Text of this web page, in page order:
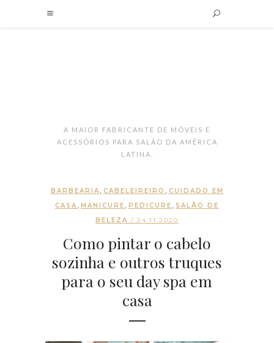
A MAIOR FABRICANTE DE MÓVEIS E
ACESSÓRIOS PARA SALÃO DA AMÉRICA
LATINA.
BARBEARIA CABELEIREIRO
CUIDADO EM
CASA MANICURE PEDICURE
SALÃO DE
BELEZA / 24.11.2020
Como pintar o cabelo
sozinha e outros truques
para o seu day spa em
casa